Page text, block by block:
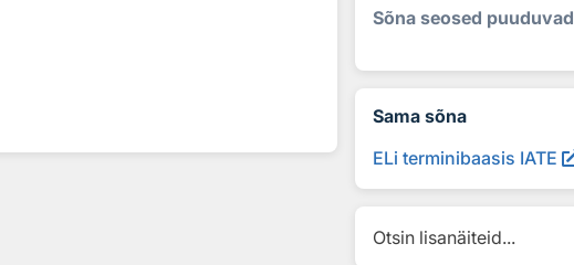
Sõna seosed puuduvad
Sama sõna
ELi terminibaasis IATE
Otsin lisanäiteid...